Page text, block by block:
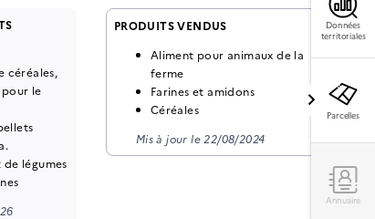
céréales,
pour le
de légumes
PRODUITS VENDUS
Aliment pour animaux de la
ferme
Farines et amidons
Céréales
Mis à jour le 22/08/2024
Données
territoriales
Parcelles
Annuaire